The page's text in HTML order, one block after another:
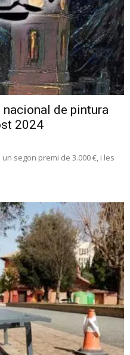
de pintura
2024
segon premi de 3.000 €, i les